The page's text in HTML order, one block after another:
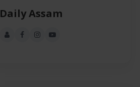
Daily Assam